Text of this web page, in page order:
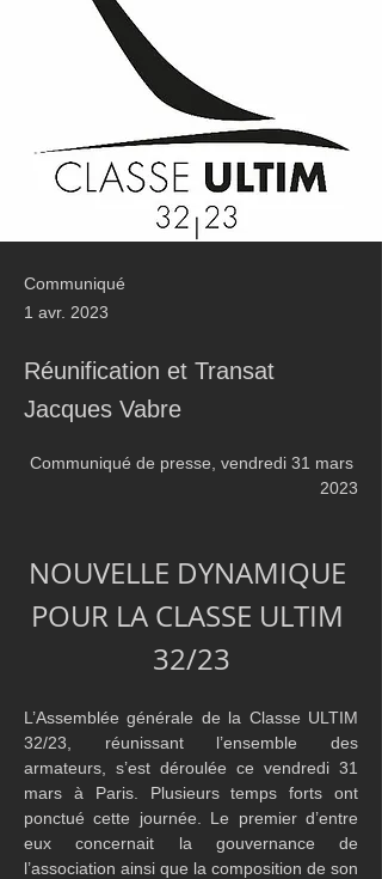
Communiqué
1 avr. 2023
Réunification et Transat
Jacques Vabre
Communiqué de presse, vendredi 31 mars
2023
NOUVELLE DYNAMIQUE
POUR LA CLASSE ULTIM
32/23
L’Assemblée générale de la Classe ULTIM
32/23, réunissant l’ensemble des
armateurs, s’est déroulée ce vendredi 31
mars à Paris. Plusieurs temps forts ont
ponctué cette journée. Le premier d’entre
eux concernait la gouvernance de
l’association ainsi que la composition de son